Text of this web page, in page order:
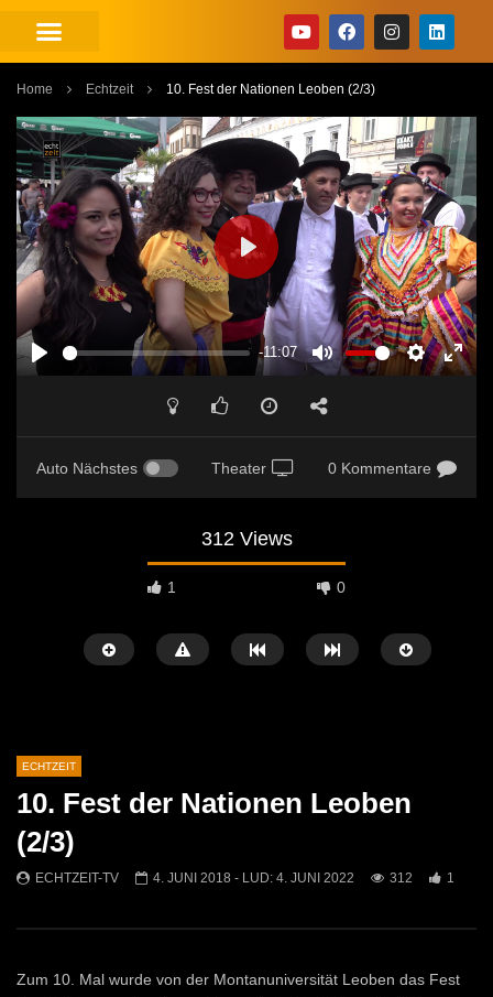
Home Echtzeit 10. Fest der Nationen Leoben (2/3)
PLAY
-11:07
MUTE SETTINGS
PLAY
Auto Nächstes Theater 0 Kommentare
312 Views
1 0
Mittendrin
813
1
Kammern
614
0
ECHTZEIT
10. Fest der Nationen Leoben
(2/3)
ECHTZEIT-TV 4. JUNI 2018 - LUD: 4. JUNI 2022 312 1
Zum 10. Mal wurde von der Montanuniversität Leoben das Fest